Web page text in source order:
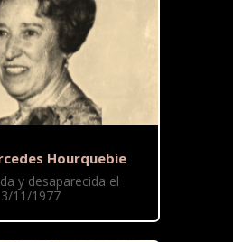
Hourquebie
y desaparecida el
3/11/1977